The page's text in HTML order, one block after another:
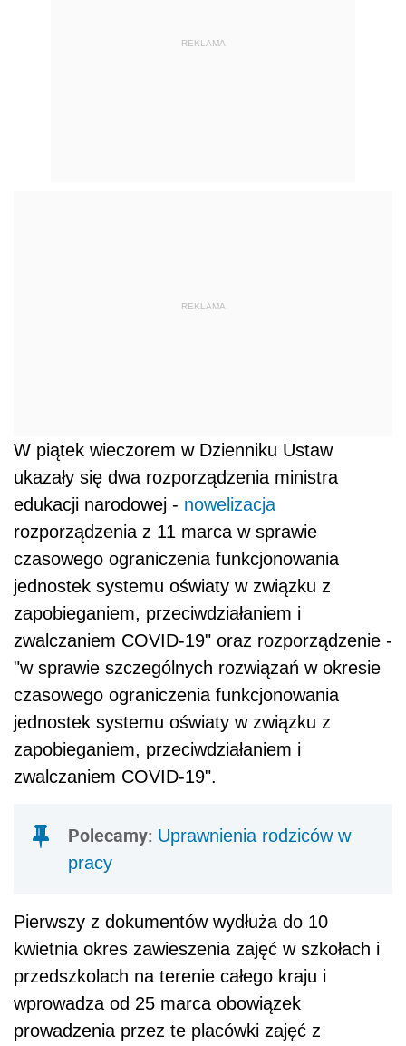
REKLAMA
REKLAMA
W piątek wieczorem w Dzienniku Ustaw
ukazały się dwa rozporządzenia ministra
edukacji narodowej - nowelizacja
rozporządzenia z 11 marca w sprawie
czasowego ograniczenia funkcjonowania
jednostek systemu oświaty w związku z
zapobieganiem, przeciwdziałaniem i
zwalczaniem COVID-19" oraz rozporządzenie -
"w sprawie szczególnych rozwiązań w okresie
czasowego ograniczenia funkcjonowania
jednostek systemu oświaty w związku z
zapobieganiem, przeciwdziałaniem i
zwalczaniem COVID-19".
Polecamy: Uprawnienia rodziców w
pracy
Pierwszy z dokumentów wydłuża do 10
kwietnia okres zawieszenia zajęć w szkołach i
przedszkolach na terenie całego kraju i
wprowadza od 25 marca obowiązek
prowadzenia przez te placówki zajęć z